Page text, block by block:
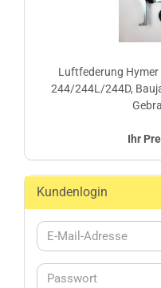
Luftfederung
244/244L/244D,
Ihr
Kundenlogin
E-
Mail-
Passwort